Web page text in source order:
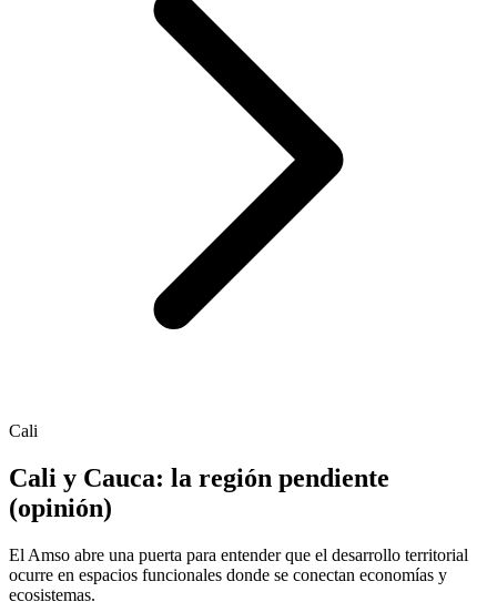
Cali
Cali y Cauca: la región pendiente
(opinión)
El Amso abre una puerta para entender que el desarrollo territorial
ocurre en espacios funcionales donde se conectan economías y
ecosistemas.